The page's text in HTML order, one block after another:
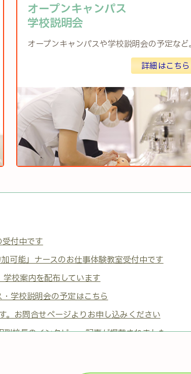
オープンキャンパス
学校説明会
オープンキャンパスや学校説明会の予定など。
詳細はこちら
付中です
可能」ナースのお仕事体験教室受付中です
校案内を配布しています
学校説明会の予定はこちら
。お問合せページよりお申し込みください
校長のインタビュー記事が掲載されました
～6年生）と中学生が対象のナースのお仕事体験